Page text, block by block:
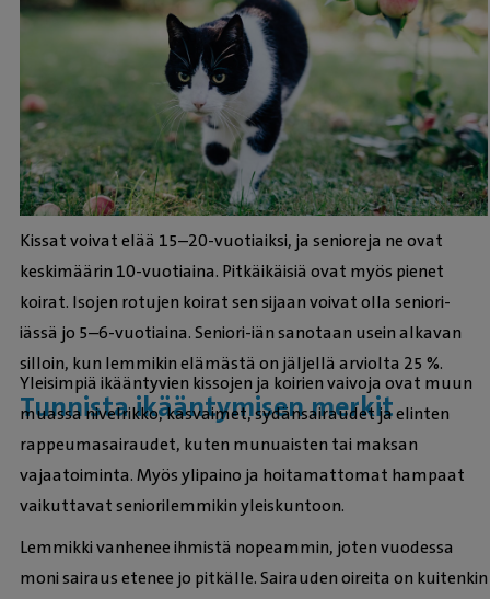
Kissat voivat elää 15–20-vuotiaiksi, ja senioreja ne ovat
keskimäärin 10-vuotiaina. Pitkäikäisiä ovat myös pienet
koirat. Isojen rotujen koirat sen sijaan voivat olla seniori-
iässä jo 5–6-vuotiaina. Seniori-iän sanotaan usein alkavan
silloin, kun lemmikin elämästä on jäljellä arviolta 25 %.
Tunnista ikääntymisen merkit
Yleisimpiä ikääntyvien kissojen ja koirien vaivoja ovat muun
muassa nivelrikko, kasvaimet, sydänsairaudet ja elinten
rappeumasairaudet, kuten munuaisten tai maksan
vajaatoiminta. Myös ylipaino ja hoitamattomat hampaat
vaikuttavat seniorilemmikin yleiskuntoon.
Lemmikki vanhenee ihmistä nopeammin, joten vuodessa
moni sairaus etenee jo pitkälle. Sairauden oireita on kuitenkin